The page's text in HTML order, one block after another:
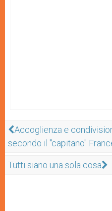
Accoglienza e
secondo il "capitano"
Tutti siano una sola cosa